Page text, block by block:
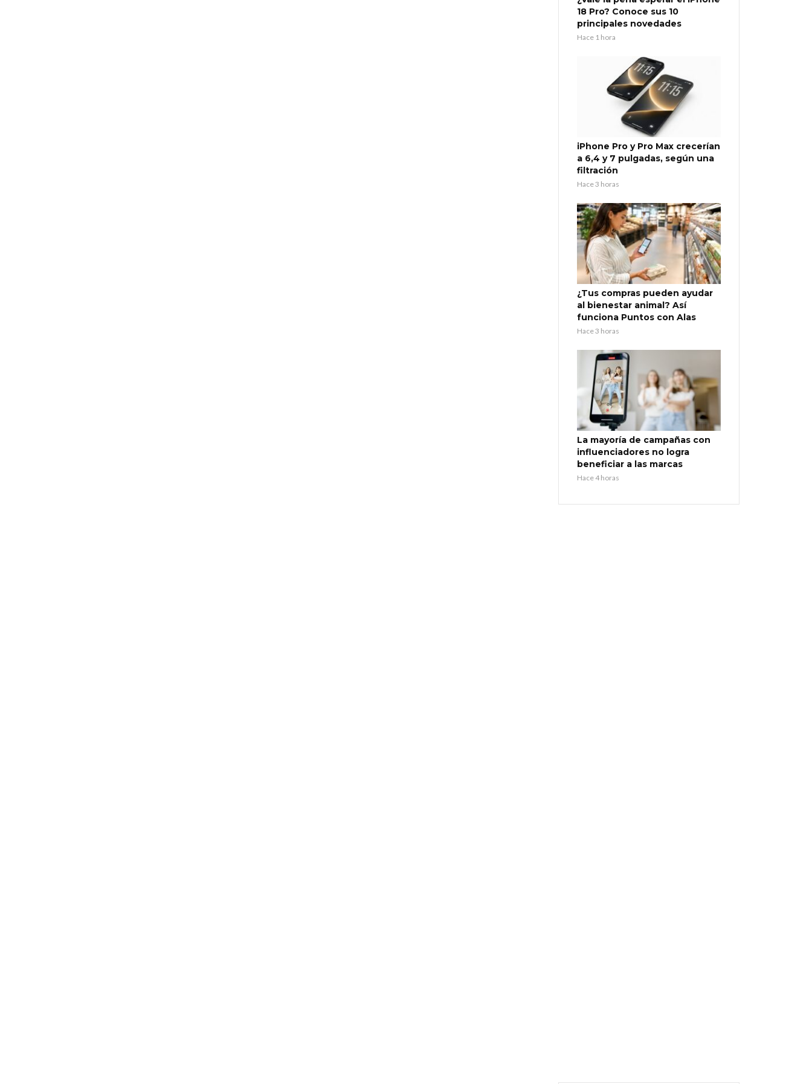
18 Pro? Conoce sus 10
principales novedades
Hace 1 hora
iPhone Pro y Pro Max crecerían
a 6,4 y 7 pulgadas, según una
filtración
Hace 3 horas
¿Tus compras pueden ayudar
al bienestar animal? Así
funciona Puntos con Alas
Hace 3 horas
La mayoría de campañas con
influenciadores no logra
beneficiar a las marcas
Hace 4 horas